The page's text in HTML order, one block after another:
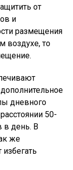
от
и
размещения
воздухе, то
дневного
50-
в день. В
же